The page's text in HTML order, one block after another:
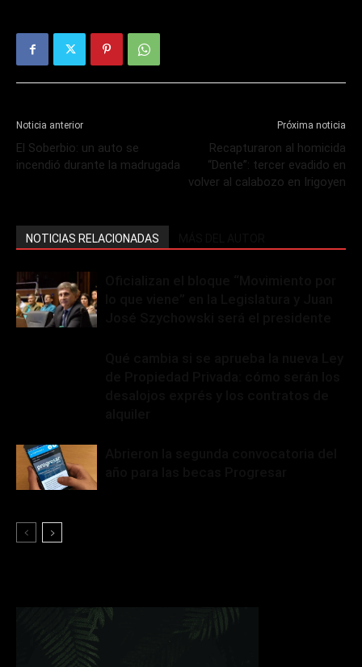
Noticia anterior
El Soberbio: un auto se
incendió durante la madrugada
Próxima noticia
Recapturaron al homicida
“Dente”: tercer evadido en
volver al calabozo en Irigoyen
NOTICIAS RELACIONADAS